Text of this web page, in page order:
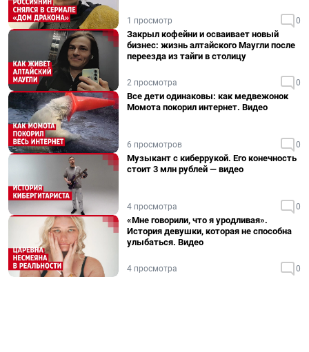
1 просмотр 0
Закрыл кофейни и осваивает новый
бизнес: жизнь алтайского Маугли после
переезда из тайги в столицу
2 просмотра 0
Все дети одинаковы: как медвежонок
Момота покорил интернет. Видео
6 просмотров 0
Музыкант с киберрукой. Его конечность
стоит 3 млн рублей — видео
4 просмотра 0
«Мне говорили, что я уродливая».
История девушки, которая не способна
улыбаться. Видео
4 просмотра 0